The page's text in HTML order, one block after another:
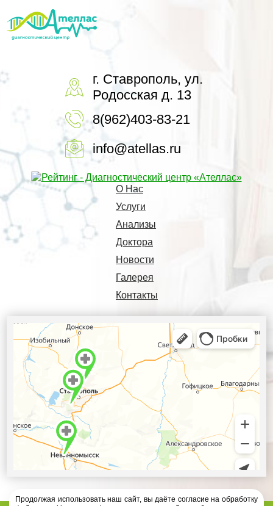
г. Ставрополь, ул.
Родосская д. 13
8(962)403-83-21
info@atellas.ru
О Нас
Услуги
Анализы
Доктора
Новости
Галерея
Контакты
Продолжая использовать наш сайт, вы даёте согласие на обработку